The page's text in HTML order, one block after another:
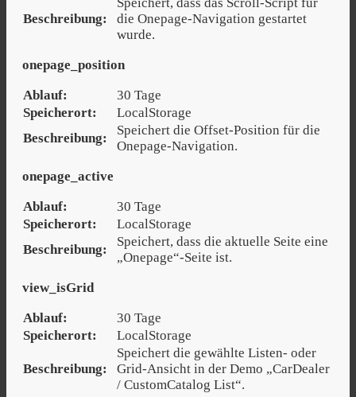
Beschreibung:
die Onepage-Navigation gestartet
wurde.
onepage_position
Ablauf:
30 Tage
Speicherort:
LocalStorage
Beschreibung:
Speichert die Offset-Position für die
Onepage-Navigation.
onepage_active
Ablauf:
30 Tage
Speicherort:
LocalStorage
Beschreibung:
Speichert, dass die aktuelle Seite eine
„Onepage“-Seite ist.
view_isGrid
Ablauf:
30 Tage
Speicherort:
LocalStorage
Beschreibung:
Speichert die gewählte Listen- oder
Grid-Ansicht in der Demo „CarDealer
/ CustomCatalog List“.